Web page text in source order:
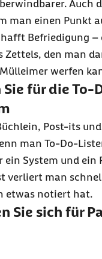
Auch
man einen Punkt
Befriedigung –
Zettels, den man
werfen
Sie für die To-
Post-its
man To-Do-
ein System und ein
verliert man
etwas notiert hat.
Sie sich für